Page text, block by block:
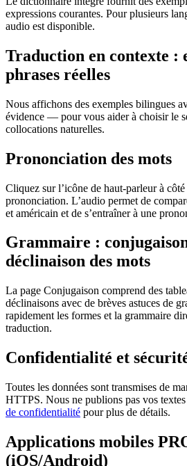
expressions courantes. Pour plusieurs
audio est disponible.
Traduction en contexte :
phrases réelles
Nous affichons des exemples bilingues
évidence — pour vous aider à choisir le
collocations naturelles.
Prononciation des mots
Cliquez sur l’icône de haut-parleur à
prononciation. L’audio permet de
et américain et de s’entraîner à une
Grammaire :
déclinaison des mots
La page Conjugaison comprend des
déclinaisons avec de brèves astuces de
rapidement les formes et la grammaire
traduction.
Confidentialité et
Toutes les données sont transmises de
HTTPS. Nous ne publions pas vos
de confidentialité pour plus de détails.
Applications mobiles
(iOS/Android)